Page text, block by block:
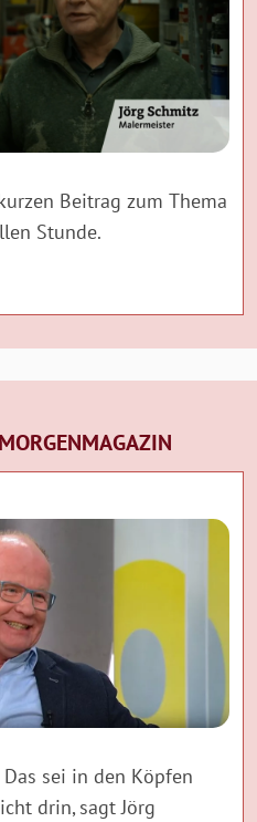
Beitrag zum Thema
Stunde.
sei in den Köpfen
drin, sagt Jörg